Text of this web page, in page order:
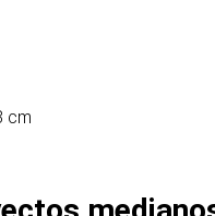
cm